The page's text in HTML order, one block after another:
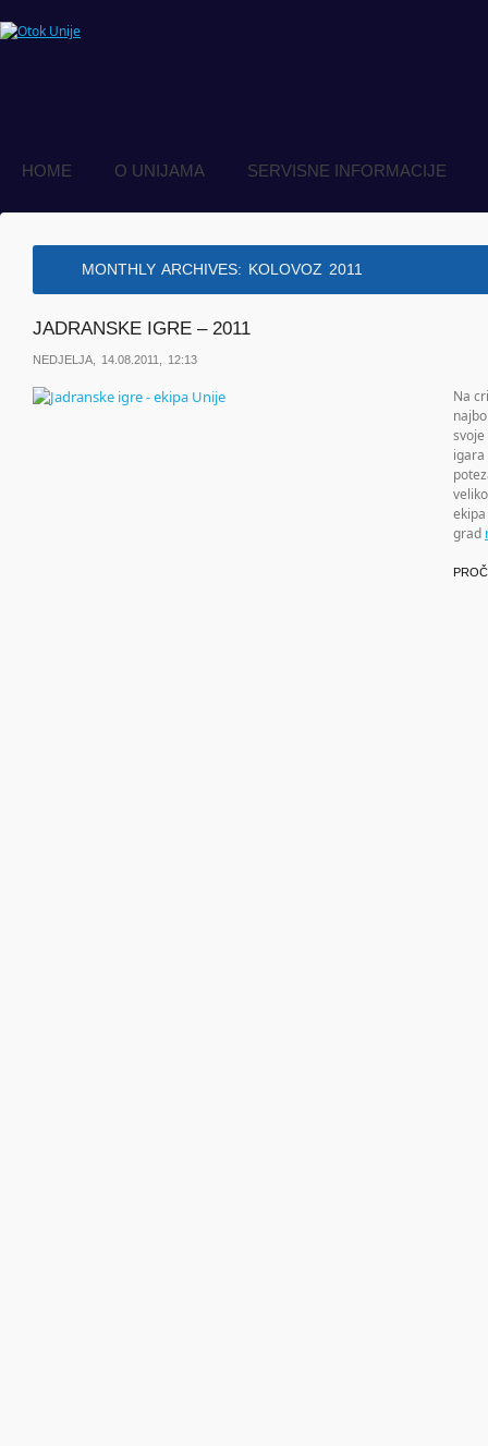
HOME O UNIJAMA SERVISNE INFORMACIJE
MONTHLY ARCHIVES: KOLOVOZ 2011
JADRANSKE IGRE – 2011
NEDJELJA, 14.08.2011, 12:13
Na
igara
grad